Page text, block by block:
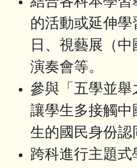
的活動或延伸
日、視藝展（
演奏會等。
參與「五學並舉
讓學生多接觸
生的國民身份認
跨科進行主題